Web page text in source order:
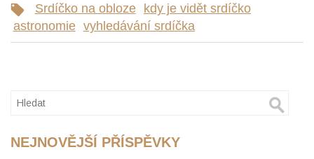
Srdíčko na obloze
kdy je vidět srdíčko
astronomie vyhledávání srdíčka
NEJNOVĚJŠÍ PŘÍSPĚVKY